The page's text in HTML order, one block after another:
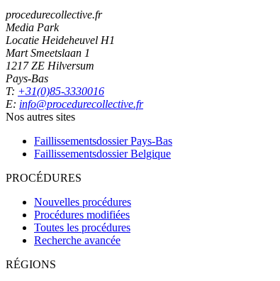
procedurecollective.fr
Media Park
Locatie Heideheuvel H1
Mart Smeetslaan 1
1217 ZE Hilversum
Pays-Bas
T: +31(0)85-3330016
E: info@procedurecollective.fr
Nos autres sites
Faillissementsdossier Pays-Bas
Faillissementsdossier Belgique
PROCÉDURES
Nouvelles procédures
Procédures modifiées
Toutes les procédures
Recherche avancée
RÉGIONS